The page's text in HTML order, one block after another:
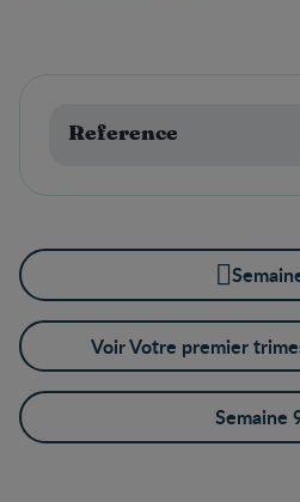
Reference
Voir Votre premier
Semaine